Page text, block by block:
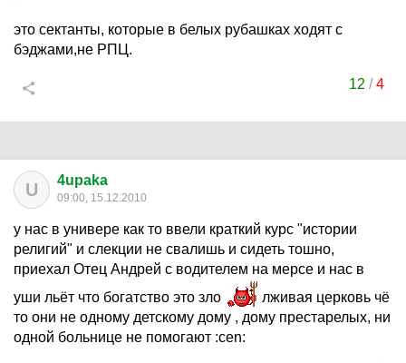
это сектанты, которые в белых рубашках ходят с
бэджами,не РПЦ.
12 /4
U 4upaka
09:00, 15.12.2010
у нас в универе как то ввели краткий курс "истории
религий" и слекции не свалишь и сидеть тошно,
приехал Отец Андрей с водителем на мерсе и нас в
уши льёт что богатство это зло
лживая церковь чё
то они не одному детскому дому , дому престарелых, ни
одной больнице не помогают :cen: